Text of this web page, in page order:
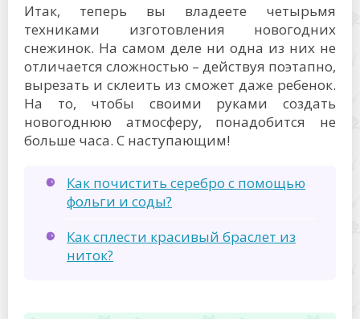
Итак, теперь вы владеете четырьмя
техниками изготовления новогодних
снежинок. На самом деле ни одна из них не
отличается сложностью – действуя поэтапно,
вырезать и склеить из сможет даже ребенок.
На то, чтобы своими руками создать
новогоднюю атмосферу, понадобится не
больше часа. С наступающим!
Как почистить серебро с помощью
фольги и соды?
Как сплести красивый браслет из
ниток?